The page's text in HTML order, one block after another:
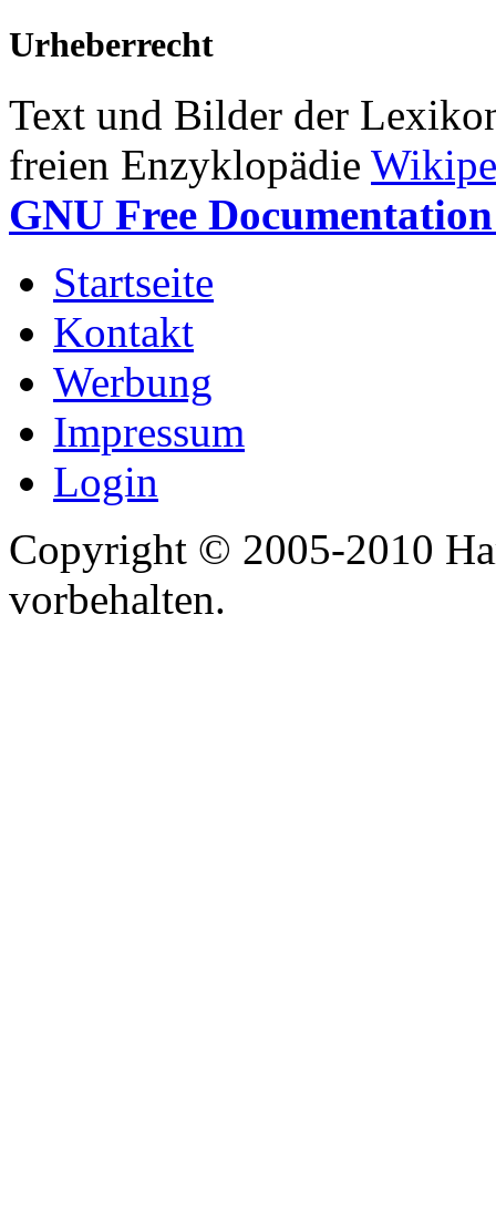
Urheberrecht
Text und Bilder der
freien Enzyklopädie
GNU Free
Startseite
Kontakt
Werbung
Impressum
Login
Copyright © 2005-2010
vorbehalten.